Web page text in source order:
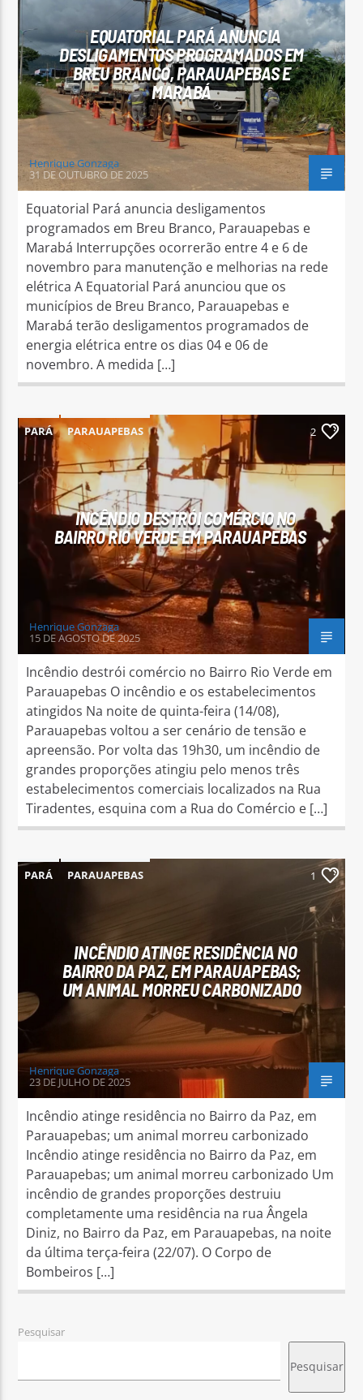
Arara Azul FM
EQUATORIAL PARÁ ANUNCIA
DESLIGAMENTOS PROGRAMADOS EM
BREU BRANCO, PARAUAPEBAS E
MARABÁ
Henrique Gonzaga
31 DE OUTUBRO DE 2025
Equatorial Pará anuncia desligamentos
programados em Breu Branco, Parauapebas e
Marabá Interrupções ocorrerão entre 4 e 6 de
novembro para manutenção e melhorias na rede
elétrica A Equatorial Pará anunciou que os
municípios de Breu Branco, Parauapebas e
Marabá terão desligamentos programados de
energia elétrica entre os dias 04 e 06 de
novembro. A medida […]
PARÁ PARAUAPEBAS 2
INCÊNDIO DESTRÓI COMÉRCIO NO
BAIRRO RIO VERDE EM PARAUAPEBAS
Henrique Gonzaga
15 DE AGOSTO DE 2025
Incêndio destrói comércio no Bairro Rio Verde em
Parauapebas O incêndio e os estabelecimentos
atingidos Na noite de quinta-feira (14/08),
Parauapebas voltou a ser cenário de tensão e
apreensão. Por volta das 19h30, um incêndio de
grandes proporções atingiu pelo menos três
estabelecimentos comerciais localizados na Rua
Tiradentes, esquina com a Rua do Comércio e […]
PARÁ PARAUAPEBAS 1
INCÊNDIO ATINGE RESIDÊNCIA NO
BAIRRO DA PAZ, EM PARAUAPEBAS;
UM ANIMAL MORREU CARBONIZADO
Henrique Gonzaga
23 DE JULHO DE 2025
Incêndio atinge residência no Bairro da Paz, em
Parauapebas; um animal morreu carbonizado
Incêndio atinge residência no Bairro da Paz, em
Parauapebas; um animal morreu carbonizado Um
incêndio de grandes proporções destruiu
completamente uma residência na rua Ângela
Diniz, no Bairro da Paz, em Parauapebas, na noite
da última terça-feira (22/07). O Corpo de
Bombeiros […]
Pesquisar
Pesquisar